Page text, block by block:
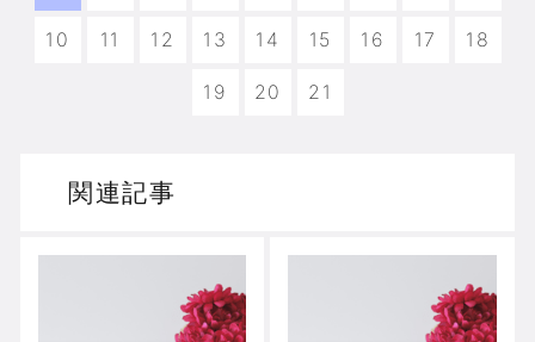
10 11 12 13 14 15 16 17 18
19 20 21
関連記事